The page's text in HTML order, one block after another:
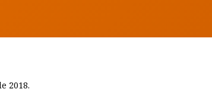
2018.